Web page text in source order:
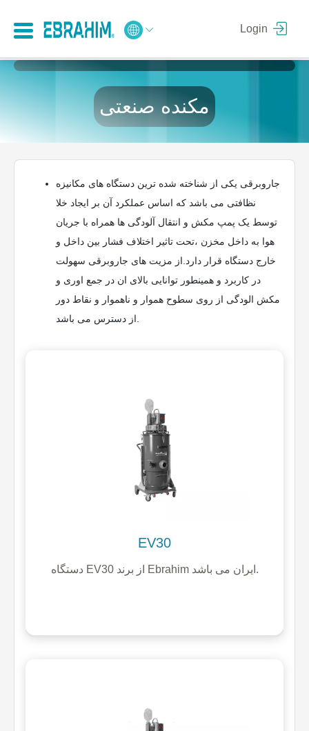
Login
مکنده صنعتی
جاروبرقی یکی از شناخته شده ترین دستگاه های مکانیزه
نظافتی می باشد که اساس عملکرد آن بر ایجاد خلا
توسط یک پمپ مکش و انتقال آلودگی ها همراه با جریان
هوا به داخل مخزن ،تحت تاثیر اختلاف فشار بین داخل و
خارج دستگاه قرار دارد.از مزیت های جاروبرقی سهولت
در کاربرد و همینطور توانایی بالای ان در جمع اوری و
مکش الودگی از روی سطوح هموار و ناهموار و نقاط دور
EV30
دستگاه EV30 از برند Ebrahim ایران می باشد.